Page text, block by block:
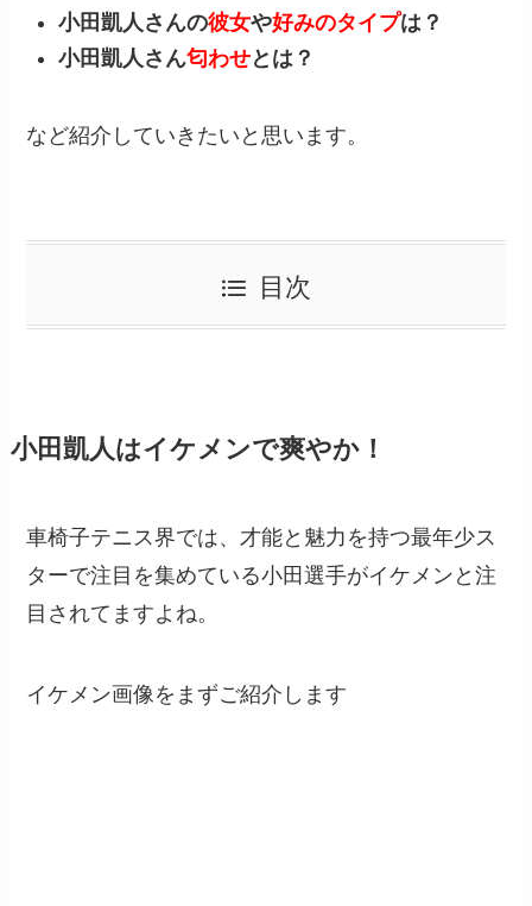
小田凱人さんの彼女や好みのタイプは？
小田凱人さん匂わせとは？
など紹介していきたいと思います。
目次
小田凱人はイケメンで爽やか！
車椅子テニス界では、才能と魅力を持つ最年少ス
ターで注目を集めている小田選手がイケメンと注
目されてますよね。
イケメン画像をまずご紹介します